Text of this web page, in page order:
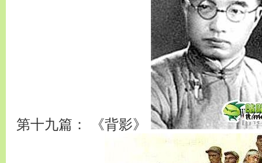
第十九篇： 《背影》